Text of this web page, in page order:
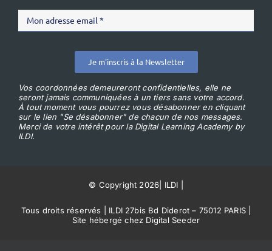
Je m'inscris à la Newsletter
Vos coordonnées demeureront confidentielles, elle ne
seront jamais communiquées à un tiers sans votre accord.
À tout moment vous pourrez vous désabonner en cliquant
sur le lien "Se désabonner" de chacun de nos messages.
Merci de votre intérêt pour la Digital Learning Academy by
ILDI.
© Copyright 2026 ILDI
Tous droits réservés | ILDI 27bis Bd Diderot – 75012 PARIS |
Site hébergé chez Digital Seeder